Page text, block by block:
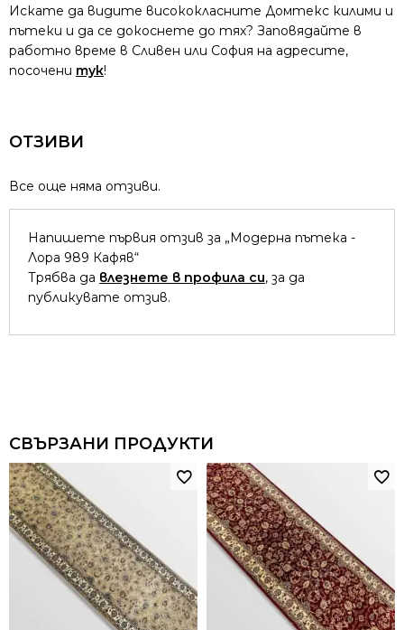
Искате да видите висококласните Домтекс килими и
пътеки и да се докоснете до тях? Заповядайте в
работно време в Сливен или София на адресите,
посочени тук!
ОТЗИВИ
Все още няма отзиви.
Напишете първия отзив за „Модерна пътека -
Лора 989 Кафяв“
Трябва да влезнете в профила си, за да
публикувате отзив.
СВЪРЗАНИ ПРОДУКТИ